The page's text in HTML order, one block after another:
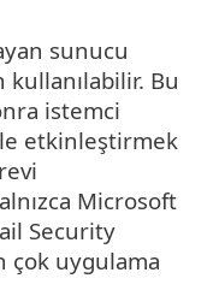
sunucu
kullanılabilir. Bu
istemci
etkinleştirmek
Microsoft
Security
çok uygulama